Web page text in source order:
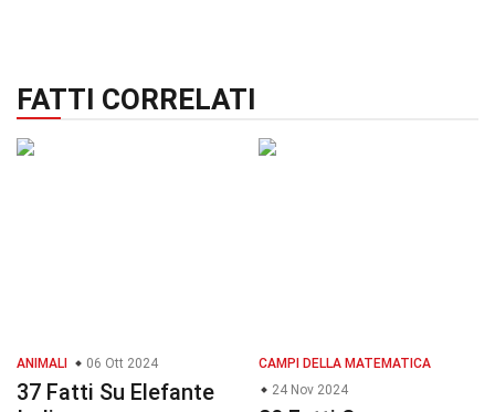
FATTI CORRELATI
ANIMALI 06 Ott 2024
37 Fatti Su Elefante
CAMPI DELLA MATEMATICA
24 Nov 2024